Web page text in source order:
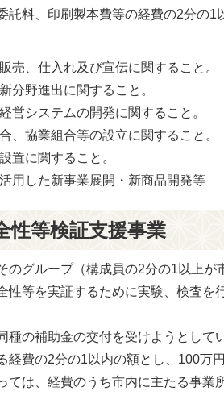
託料、印刷製本費等の経費の2分の1
売、仕入れ及び宣伝に関すること。
分野進出に関すること。
営システムの開発に関すること。
、協業組合等の設立に関すること。
置に関すること。
用した新事業展開・新商品開発等
性等検証支援事業
のグループ（構成員の2分の1以上が
性等を実証するために実験、検査を
種の補助金の交付を受けようとして
経費の2分の1以内の額とし、100万
ては、経費のうち市内に主たる事業